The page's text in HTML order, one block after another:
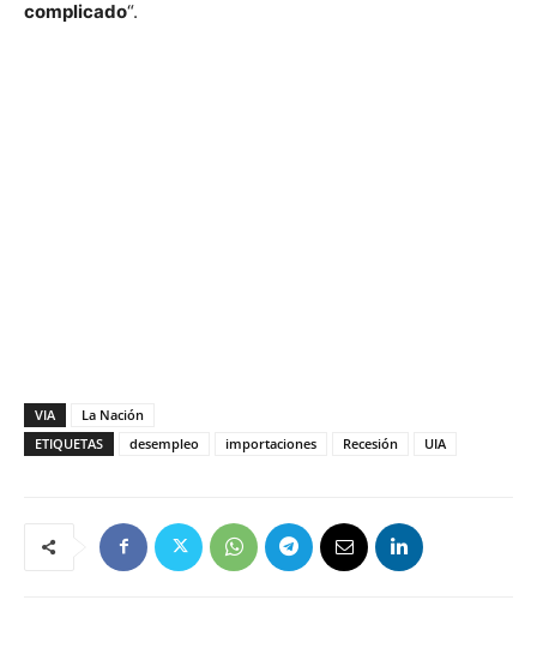
complicado“.
VIA
La Nación
ETIQUETAS
desempleo importaciones Recesión UIA